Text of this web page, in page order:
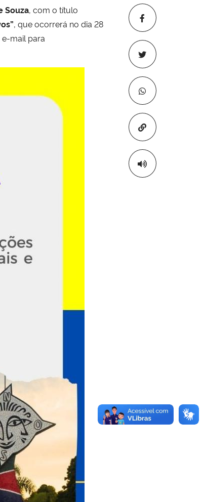
Copiar para
Souza, com o título
, que ocorrerá no dia 28
e-mail para